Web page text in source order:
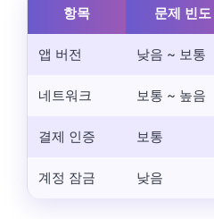
항목 문제 빈도
앱 버전 낮음 ~ 보통
네트워크 보통 ~ 높음
결제 인증 보통
계정 잠금 낮음